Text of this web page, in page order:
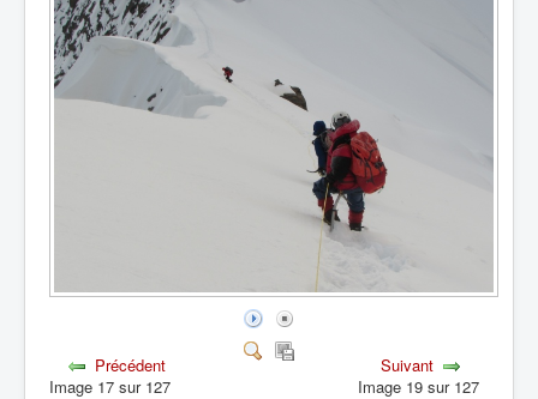
Précédent
Image 17 sur 127
Suivant
Image 19 sur 127